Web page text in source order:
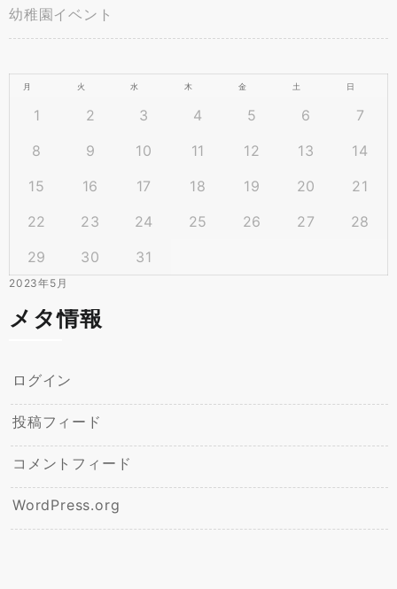
幼稚園イベント
2023年5月
月 火 水 木 金 土 日
1 2 3 4 5 6
7
8
9 10 11 12 13
14
15
16 17 18 19 20
21
22
23 24 25 26 27
28
29
30 31
メタ情報
ログイン
投稿フィード
コメントフィード
WordPress.org